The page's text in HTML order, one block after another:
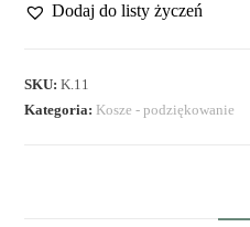
Dodaj do listy życzeń
SKU:K.11
Kategoria: Kosze - podziękowanie